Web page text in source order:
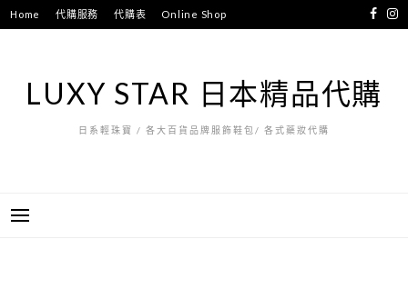
跳
至
Home 代購服務 代購表 Online Shop
LUXY STAR 日本精品代購
日系輕珠寶 / 各大百貨品牌服飾鞋包/ 各式藥妝代購